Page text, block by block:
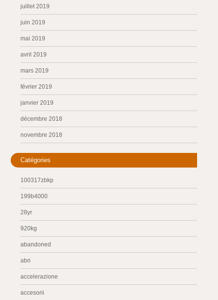
juillet 2019
juin 2019
mai 2019
avril 2019
mars 2019
février 2019
janvier 2019
décembre 2018
novembre 2018
Catégories
100317zbkp
199b4000
28yr
920kg
abandoned
abri
accelerazione
accesorii